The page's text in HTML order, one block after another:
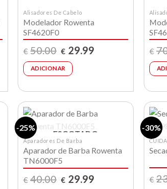
Alisadores De Cabelo
Modelador Rowenta
SF4620F0
€ 50.00 O
preço
original
era:
€50.00.
€ 29.99
ADICIONAR
€
-25%
Lista de
ESGOTADO
Aparadores De Barba
Aparador de Barba Rowenta
TN6000F5
€ 40.00 O
preço
€ 29.99
-30%
€